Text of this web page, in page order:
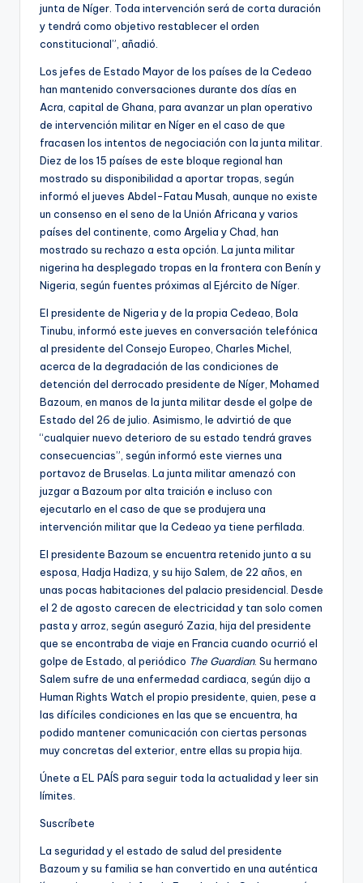
junta de Níger. Toda intervención será de corta duración
y tendrá como objetivo restablecer el orden
constitucional”, añadió.
Los jefes de Estado Mayor de los países de la Cedeao
han mantenido conversaciones durante dos días en
Acra, capital de Ghana, para avanzar un plan operativo
de intervención militar en Níger en el caso de que
fracasen los intentos de negociación con la junta militar.
Diez de los 15 países de este bloque regional han
mostrado su disponibilidad a aportar tropas, según
informó el jueves Abdel-Fatau Musah, aunque no existe
un consenso en el seno de la Unión Africana y varios
países del continente, como Argelia y Chad, han
mostrado su rechazo a esta opción. La junta militar
nigerina ha desplegado tropas en la frontera con Benín y
Nigeria, según fuentes próximas al Ejército de Níger.
El presidente de Nigeria y de la propia Cedeao, Bola
Tinubu, informó este jueves en conversación telefónica
al presidente del Consejo Europeo, Charles Michel,
acerca de la degradación de las condiciones de
detención del derrocado presidente de Níger, Mohamed
Bazoum, en manos de la junta militar desde el golpe de
Estado del 26 de julio. Asimismo, le advirtió de que
“cualquier nuevo deterioro de su estado tendrá graves
consecuencias”, según informó este viernes una
portavoz de Bruselas. La junta militar amenazó con
juzgar a Bazoum por alta traición e incluso con
ejecutarlo en el caso de que se produjera una
intervención militar que la Cedeao ya tiene perfilada.
El presidente Bazoum se encuentra retenido junto a su
esposa, Hadja Hadiza, y su hijo Salem, de 22 años, en
unas pocas habitaciones del palacio presidencial. Desde
el 2 de agosto carecen de electricidad y tan solo comen
pasta y arroz, según aseguró Zazia, hija del presidente
que se encontraba de viaje en Francia cuando ocurrió el
golpe de Estado, al periódico The Guardian. Su hermano
Salem sufre de una enfermedad cardiaca, según dijo a
Human Rights Watch el propio presidente, quien, pese a
las difíciles condiciones en las que se encuentra, ha
podido mantener comunicación con ciertas personas
muy concretas del exterior, entre ellas su propia hija.
Únete a EL PAÍS para seguir toda la actualidad y leer sin
límites.
Suscríbete
La seguridad y el estado de salud del presidente
Bazoum y su familia se han convertido en una auténtica